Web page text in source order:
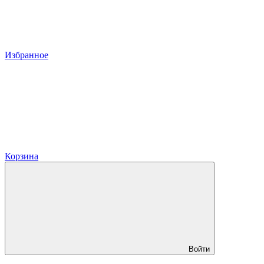
Избранное
Корзина
Войти